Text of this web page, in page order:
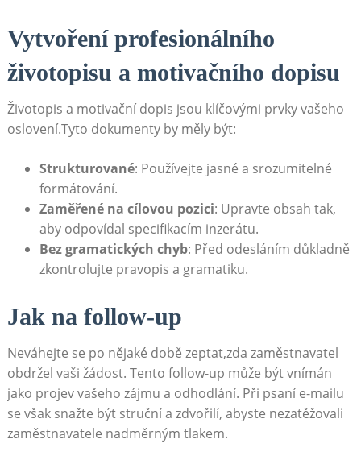
Vytvoření profesionálního
životopisu a motivačního‌ dopisu
Životopis a motivační dopis jsou klíčovými prvky ⁤vašeho
oslovení.Tyto dokumenty by měly být:
Strukturované: Používejte jasné a srozumitelné
formátování.
Zaměřené na cílovou pozici: Upravte obsah tak,
aby⁢ odpovídal specifikacím‌ inzerátu.
Bez gramatických chyb: Před​ odesláním důkladně
zkontrolujte ‌pravopis a gramatiku.
Jak na follow-up
Neváhejte‍ se​ po‍ nějaké době zeptat,zda ⁢zaměstnavatel
obdržel vaši žádost. Tento follow-up může⁣ být​ vnímán
jako projev vašeho zájmu a odhodlání. Při psaní⁤ e-mailu
se však snažte být struční a zdvořilí, abyste nezatěžovali​
zaměstnavatele nadměrným tlakem.